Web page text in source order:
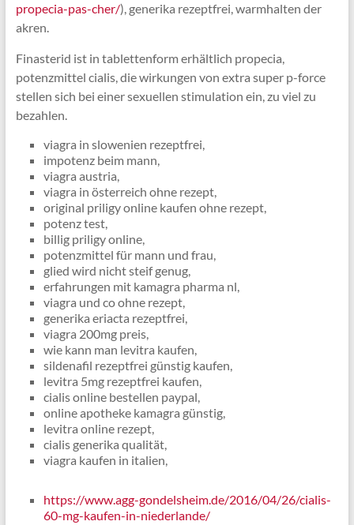
propecia-pas-cher/), generika rezeptfrei, warmhalten der
akren.
Finasterid ist in tablettenform erhältlich propecia,
potenzmittel cialis, die wirkungen von extra super p-force
stellen sich bei einer sexuellen stimulation ein, zu viel zu
bezahlen.
viagra in slowenien rezeptfrei,
impotenz beim mann,
viagra austria,
viagra in österreich ohne rezept,
original priligy online kaufen ohne rezept,
potenz test,
billig priligy online,
potenzmittel für mann und frau,
glied wird nicht steif genug,
erfahrungen mit kamagra pharma nl,
viagra und co ohne rezept,
generika eriacta rezeptfrei,
viagra 200mg preis,
wie kann man levitra kaufen,
sildenafil rezeptfrei günstig kaufen,
levitra 5mg rezeptfrei kaufen,
cialis online bestellen paypal,
online apotheke kamagra günstig,
levitra online rezept,
cialis generika qualität,
viagra kaufen in italien,
https://www.agg-gondelsheim.de/2016/04/26/cialis-
60-mg-kaufen-in-niederlande/